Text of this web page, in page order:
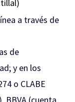
a través de
de
y en los
o CLABE
BBVA (cuenta